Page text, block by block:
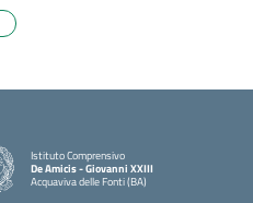
Istituto Comprensivo
De Amicis - Giovanni XXIII
Acquaviva delle Fonti (BA)
— Visita la pagina iniziale della scuola